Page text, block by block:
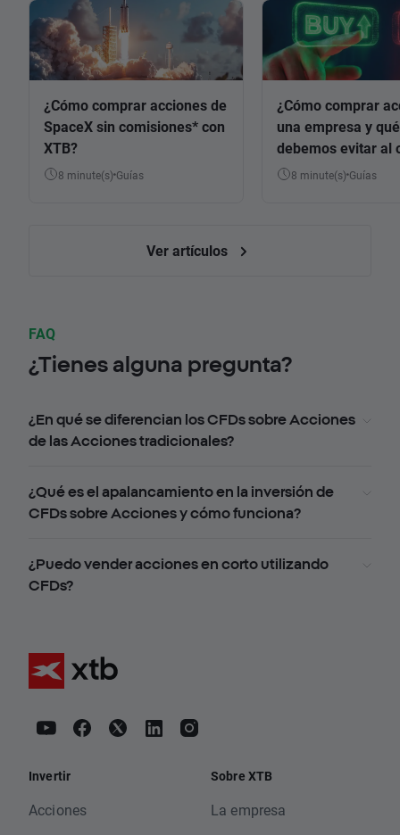
¿Cómo comprar acciones de
SpaceX sin comisiones* con
XTB?
8 minute(s) Guías
¿Cómo comprar
una empresa y
debemos evitar al
8 minute(s) Guías
Ver artículos
FAQ
¿Tienes alguna pregunta?
¿En qué se diferencian los CFDs sobre Acciones
de las Acciones tradicionales?
¿Qué es el apalancamiento en la inversión de
CFDs sobre Acciones y cómo funciona?
¿Puedo vender acciones en corto utilizando
CFDs?
Invertir
Acciones
Sobre XTB
La empresa